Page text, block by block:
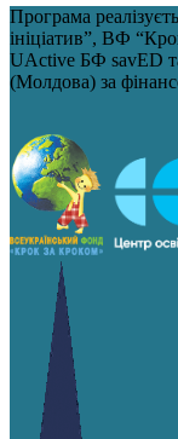
Програма
ініціатив”, ВФ
UActive БФ savED
(Молдова) за